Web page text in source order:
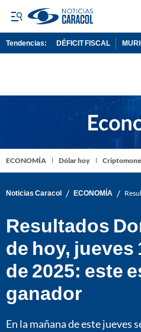
Tendencias: DÉFICIT FISCAL
ECONOMÍA Dólar hoy
Noticias Caracol / ECONOMÍA /
Resultados
de hoy, jueves
de 2025: este
ganador
En la mañana de este jueves